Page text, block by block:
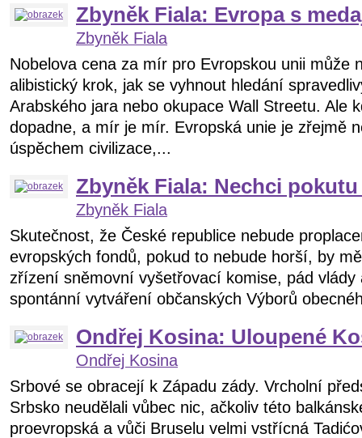
Zbyněk Fiala: Evropa s
Zbyněk Fiala
Nobelova cena za mír pro Evropskou unii může
alibistický krok, jak se vyhnout hledání
Arabského jara nebo okupace Wall Streetu. Ale
dopadne, a mír je mír. Evropská unie je zřejmě
úspěchem civilizace,...
Zbyněk Fiala: Nechci
Zbyněk Fiala
Skutečnost, že České republice nebude
evropských fondů, pokud to nebude horší, by
zřízení sněmovní vyšetřovací komise, pád vlády
spontánní vytváření občanských Výborů
Ondřej Kosina: Uloupené
Ondřej Kosina
Srbové se obracejí k Západu zády. Vrcholní
Srbsko neudělali vůbec nic, ačkoliv této
proevropská a vůči Bruselu velmi vstřícná